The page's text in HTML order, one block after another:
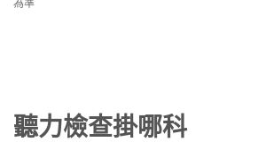
為準
聽力檢查掛哪科